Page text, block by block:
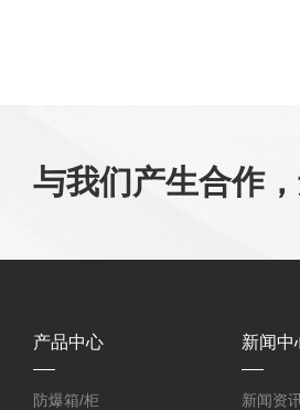
与我们产生合作
产品中心
防爆箱/柜
新闻中
新闻资